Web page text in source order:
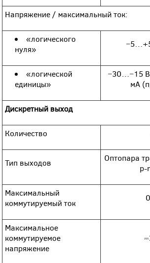
Напряжение / максимальный ток:
«логического
нуля»
«логической
единицы»
−30…−15
мА
Дискретный выход
Количество
Тип выходов
Оптопара
p-
Максимальный
коммутируемый ток
Максимальное
коммутируемое
напряжение